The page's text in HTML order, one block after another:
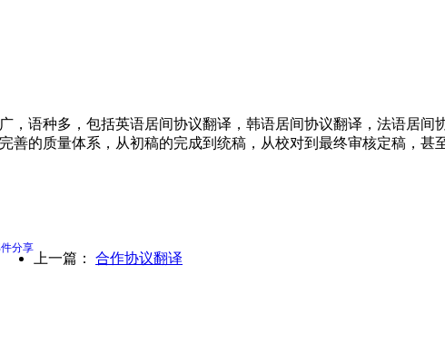
，语种多，包括英语居间协议翻译，韩语居间协议翻译，法语居间
善的质量体系，从初稿的完成到统稿，从校对到最终审核定稿，甚
分享
上一篇： 合作协议翻译